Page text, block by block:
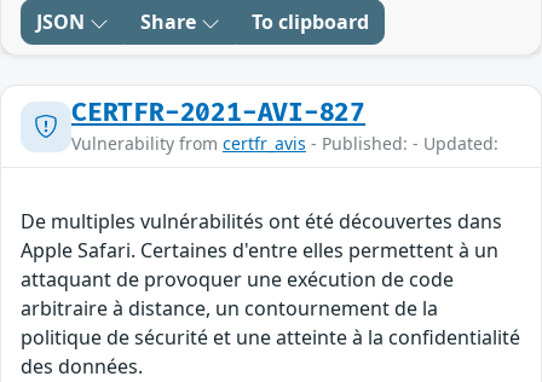
JSON Share To clipboard
CERTFR-2021-AVI-827
Vulnerability from certfr_avis - Published: - Updated:
De multiples vulnérabilités ont été découvertes dans
Apple Safari. Certaines d'entre elles permettent à un
attaquant de provoquer une exécution de code
arbitraire à distance, un contournement de la
politique de sécurité et une atteinte à la confidentialité
des données.